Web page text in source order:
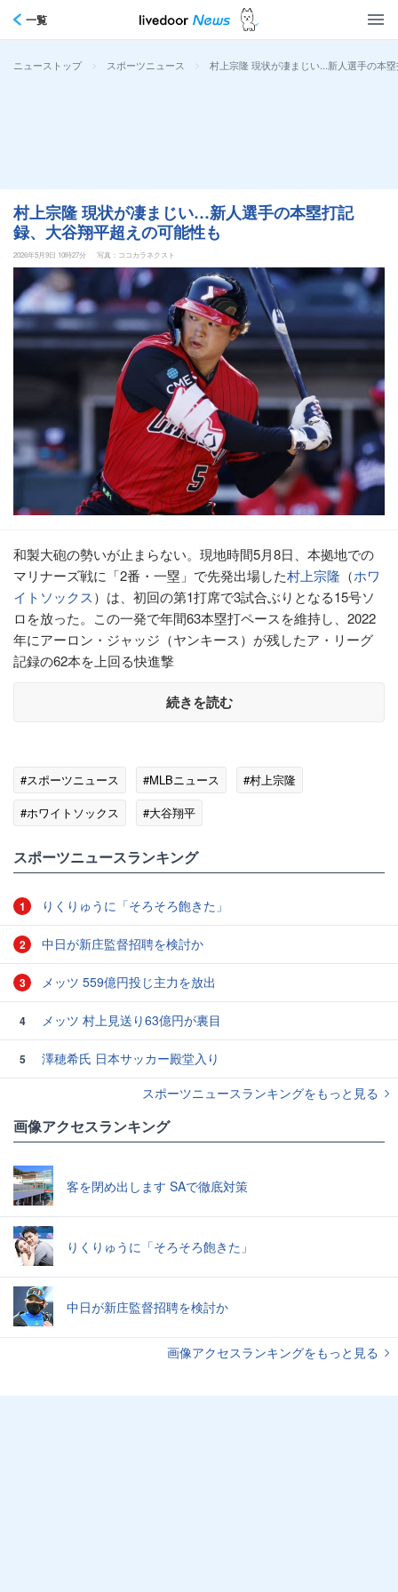
一覧
ニューストップ > スポーツニュース > 村上宗隆 現状が凄まじい…新人選手の本
村上宗隆 現状が凄まじい…新人選手の本塁打記
録、大谷翔平超えの可能性も
2026年5月9日 10時27分 写真：ココカラネクスト
和製大砲の勢いが止まらない。現地時間5月8日、本拠地での
マリナーズ戦に「2番・一塁」で先発出場した村上宗隆 （ホワ
イトソックス）は、初回の第1打席で3試合ぶりとなる15号ソ
ロを放った。この一発で年間63本塁打ペースを維持し、2022
年にアーロン・ジャッジ（ヤンキース）が残したア・リーグ
記録の62本を上回る快進撃
続きを読む
#スポーツニュース #MLBニュース
#村上宗隆
#ホワイトソックス
#大谷翔平
スポーツニュースランキング
1 りくりゅうに「そろそろ飽きた」
2 中日が新庄監督招聘を検討か
3 メッツ 559億円投じ主力を放出
4 メッツ 村上見送り63億円が裏目
5
澤穂希氏 日本サッカー殿堂入り
スポーツニュースランキングをもっと見る
画像アクセスランキング
客を閉め出します SAで徹底対策
りくりゅうに「そろそろ飽きた」
中日が新庄監督招聘を検討か
画像アクセスランキングをもっと見る